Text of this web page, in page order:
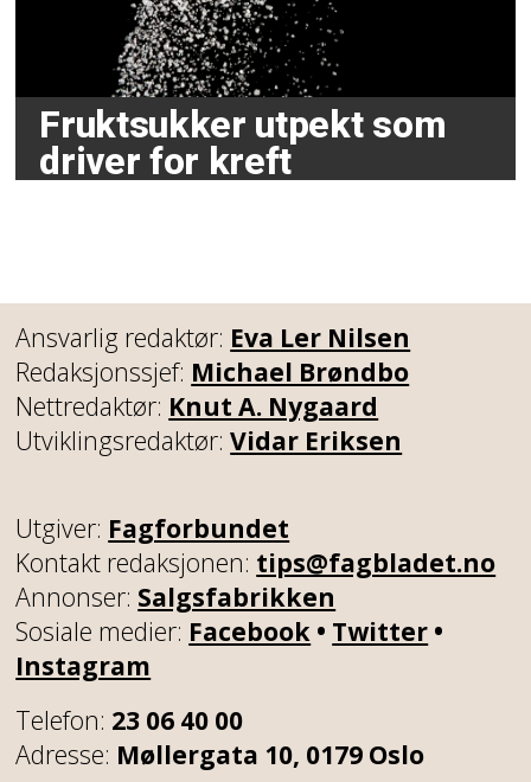
Fruktsukker utpekt som
driver for kreft
Ansvarlig redaktør: Eva Ler Nilsen
Redaksjonssjef: Michael Brøndbo
Nettredaktør: Knut A. Nygaard
Utviklingsredaktør:Vidar Eriksen
Utgiver: Fagforbundet
Kontakt redaksjonen: tips@fagbladet.no
Annonser: Salgsfabrikken
Sosiale medier: Facebook • Twitter •
Instagram
Telefon: 23 06 40 00
Adresse: Møllergata 10, 0179 Oslo